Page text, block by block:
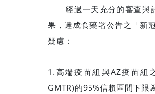
經過一天充分的審查與討
果，達成食藥署公告之「新
疑慮：
1.高端疫苗組與AZ疫苗
GMTR)的95%信賴區間下限